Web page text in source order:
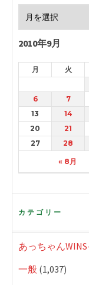
2010年9月
月 火
« 8月
6
7
13
14
20
21
27
28
カテゴリー
あっちゃん
一般 (1,037)